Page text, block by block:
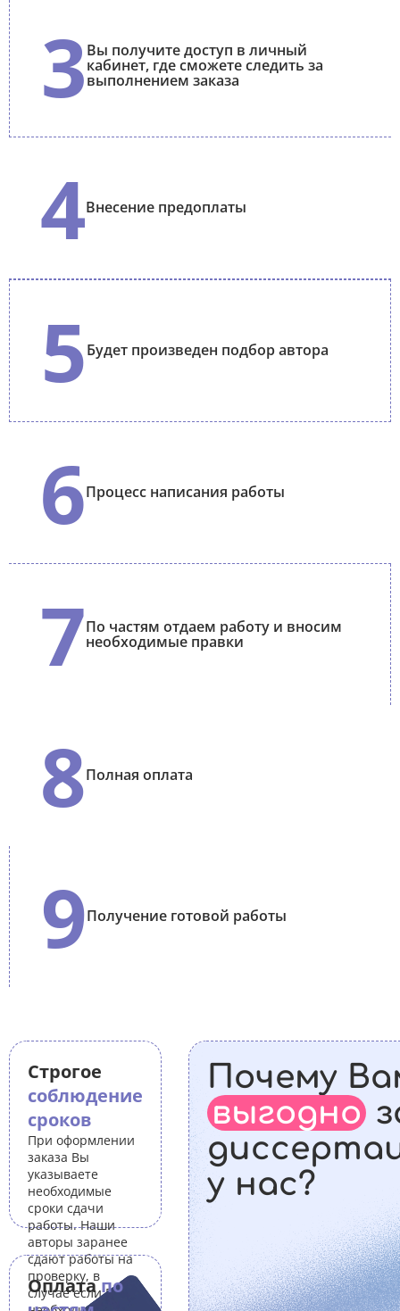
3Вы получите доступ в личный
кабинет, где сможете следить за
выполнением заказа
4Внесение предоплаты
5Будет произведен подбор автора
6Процесс написания работы
7По частям отдаем работу и вносим
необходимые правки
8Полная оплата
9Получение готовой работы
Строгое
соблюдение
сроков
При оформлении
заказа Вы
указываете
необходимые
сроки сдачи
работы. Наши
авторы заранее
сдают работы на
проверку, в
случае если Вам
Оплатапо
Почему
выгодно
у нас?